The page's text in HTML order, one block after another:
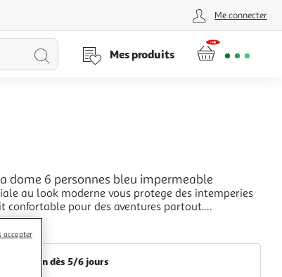
Me connecter
Lancer
Mes produits
dome 6 personnes bleu impermeable
au look moderne vous protege des intemperies
confortable pour des aventures partout.
a l'eau tout autour : cette tente de camping,
avec un revetement PU, est impermeable et
Les coutures etanc
Livraison dès 5/6 jours
accepter